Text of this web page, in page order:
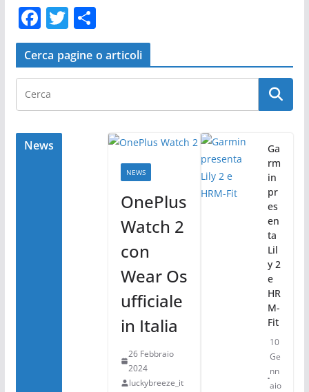
F
a
c
e
b
o
o
T
w
itt
er
C
o
n
di
vi
di
Cerca pagine o articoli
News
NEWS
OnePlus
Watch 2
con
Wear Os
ufficiale
in Italia
26 Febbraio
2024
luckybreeze_it
Ga
rm
in
pr
es
en
ta
Lil
y 2
e
HR
M-
Fit
10
Ge
nn
aio